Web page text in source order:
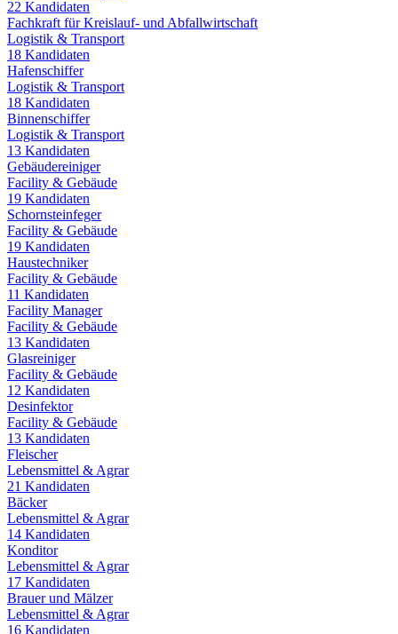
22 Kandidaten
Fachkraft für Kreislauf- und Abfallwirtschaft
Logistik & Transport
18 Kandidaten
Hafenschiffer
Logistik & Transport
18 Kandidaten
Binnenschiffer
Logistik & Transport
13 Kandidaten
Gebäudereiniger
Facility & Gebäude
19 Kandidaten
Schornsteinfeger
Facility & Gebäude
19 Kandidaten
Haustechniker
Facility & Gebäude
11 Kandidaten
Facility Manager
Facility & Gebäude
13 Kandidaten
Glasreiniger
Facility & Gebäude
12 Kandidaten
Desinfektor
Facility & Gebäude
13 Kandidaten
Fleischer
Lebensmittel & Agrar
21 Kandidaten
Bäcker
Lebensmittel & Agrar
14 Kandidaten
Konditor
Lebensmittel & Agrar
17 Kandidaten
Brauer und Mälzer
Lebensmittel & Agrar
16 Kandidaten